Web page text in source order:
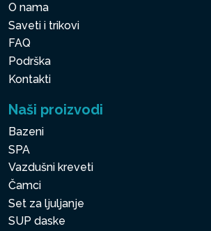
O nama
Saveti i trikovi
FAQ
Podrška
Kontakti
Naši proizvodi
Bazeni
SPA
Vazdušni kreveti
Čamci
Set za ljuljanje
SUP daske